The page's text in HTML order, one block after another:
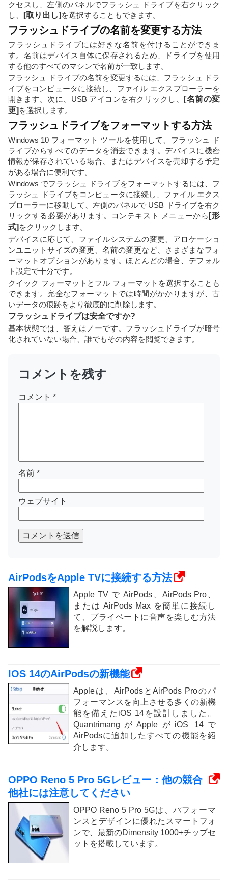
クセスし、左側のパネルでフラッシュ ドライブを右クリック
し、
[取り出し] を選択することもできます。
フラッシュドライブの名前を変更する方法
フラッシュドライブには好きな名前を付けることができま
す。名前はデバイス自体に保存されるため、ドライブを使用
する他のすべてのマシンで名前が一致します。
フラッシュ ドライブの名前を変更するには、フラッシュ ドラ
イブをコンピュータに接続し、ファイル エクスプローラーを
開きます。次に、USB アイコンを右クリックし、
[名前の変
更] を選択します。
フラッシュドライブをフォーマットする方法
Windows 10 フォーマット ツールを使用して、フラッシュ ド
ライブからすべてのデータを消去できます。デバイスに機密
情報が保存されている場合、またはデバイスを売却する予定
がある場合に便利です。
Windows でフラッシュ ドライブをフォーマットするには、フ
ラッシュ ドライブをコンピュータに接続し、ファイル エクス
プローラーに移動して、左側のパネルで USB ドライブを右ク
リックする必要があります。コンテキスト メニューから [形
式] をクリックします。
デバイスに応じて、ファイルシステムの変更、アロケーショ
ンユニットサイズの変更、名前の変更など、さまざまなフォ
ーマットオプションがあります。ほとんどの場合、デフォル
ト設定で十分です。
クイック フォーマットとフル フォーマットを選択することも
できます。完全なフォーマットでは時間がかかりますが、古
いデータの痕跡をより徹底的に削除します。
フラッシュドライブは安全ですか?
基本状態では、答えはノーです。フラッシュドライブが暗号
化されていない場合、誰でもその内容を閲覧できます。
コメントを残す
コメント *
名前 *
ウェブサイト
コメントを送信
AirPodsをApple TVに接続する方法
Apple TV で AirPods、AirPods Pro、
または AirPods Max を簡単に接続し
て、プライベートに音声を楽しむ方法
を解説します。
IOS 14のAirPodsの新機能
Appleは、AirPodsとAirPods Proのパ
フォーマンスを向上させる多くの新機
能を備えたiOS 14を設計しました。
QuantrimangがAppleがiOS 14で
AirPodsに追加したすべての機能を紹
介します。
OPPO Reno 5 Pro 5Gレビュー：他の競合
他社には注意してください
OPPO Reno 5 Pro 5Gは、パフォーマ
ンスとデザインに優れたスマートフォ
ンで、最新のDimensity 1000+チップセ
ットを搭載しています。